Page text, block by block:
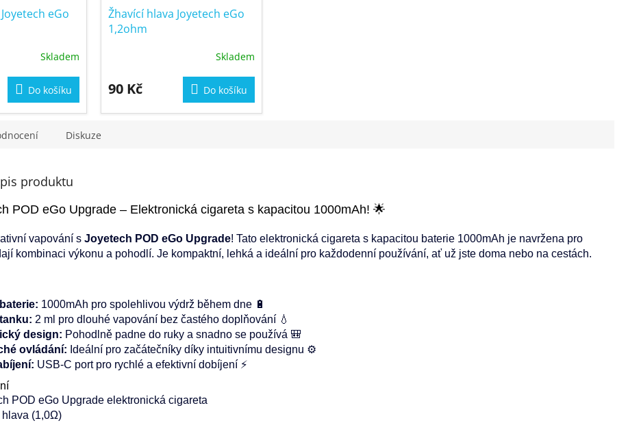
eGo
Skladem
Do košíku
Žhavící hlava Joyetech eGo
1,2ohm
Skladem
90 Kč Do košíku
Diskuze
produktu
POD eGo Upgrade – Elektronická cigareta s kapacitou 1000mAh! 🌟
vapování s Joyetech POD eGo Upgrade! Tato elektronická cigareta s kapacitou baterie 1000mAh je navržena pro
kombinaci výkonu a pohodlí. Je kompaktní, lehká a ideální pro každodenní používání, ať už jste doma nebo na cestách.
1000mAh pro spolehlivou výdrž během dne 🔋
2 ml pro dlouhé vapování bez častého doplňování 💧
design: Pohodlně padne do ruky a snadno se používá 🎒
ovládání: Ideální pro začátečníky díky intuitivnímu designu ⚙️
USB-C port pro rychlé a efektivní dobíjení ⚡
POD eGo Upgrade elektronická cigareta
hlava (1,0Ω)